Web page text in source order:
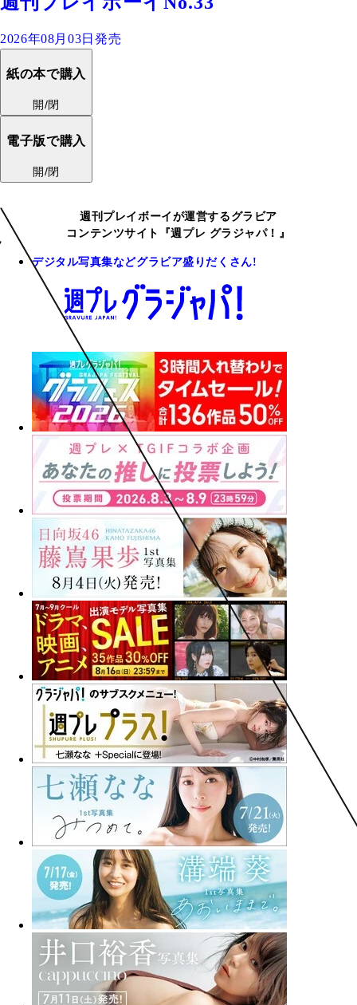
2026年08月03日発売
紙の本で購入
開/閉
電子版で購入
開/閉
週刊プレイボーイが運営するグラビア
コンテンツサイト『週プレ グラジャパ！』
デジタル写真集などグラビア盛りだくさん!